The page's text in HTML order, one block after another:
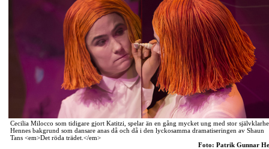
Cecilia Milocco som tidigare gjort Katitzi, spelar än en gång mycket ung med stor
Hennes bakgrund som dansare anas då och då i den lyckosamma dramatiseringen av Shaun
Tans <em>Det röda trädet.</em>
Foto: Patrik Gunnar